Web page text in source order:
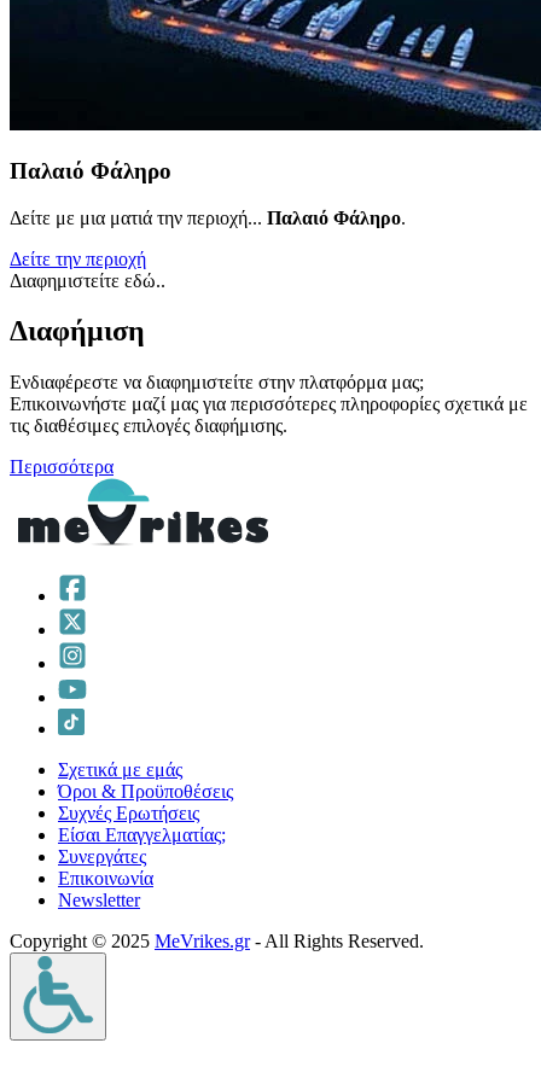
Παλαιό Φάληρο
Δείτε με μια ματιά την περιοχή... Παλαιό Φάληρο.
Δείτε την περιοχή
Διαφημιστείτε εδώ..
Διαφήμιση
Ενδιαφέρεστε να διαφημιστείτε στην πλατφόρμα μας;
Επικοινωνήστε μαζί μας για περισσότερες πληροφορίες σχετικά με
τις διαθέσιμες επιλογές διαφήμισης.
Περισσότερα
Σχετικά με εμάς
Όροι & Προϋποθέσεις
Συχνές Ερωτήσεις
Είσαι Επαγγελματίας;
Συνεργάτες
Επικοινωνία
Νewsletter
Copyright © 2025 MeVrikes.gr- All Rights Reserved.